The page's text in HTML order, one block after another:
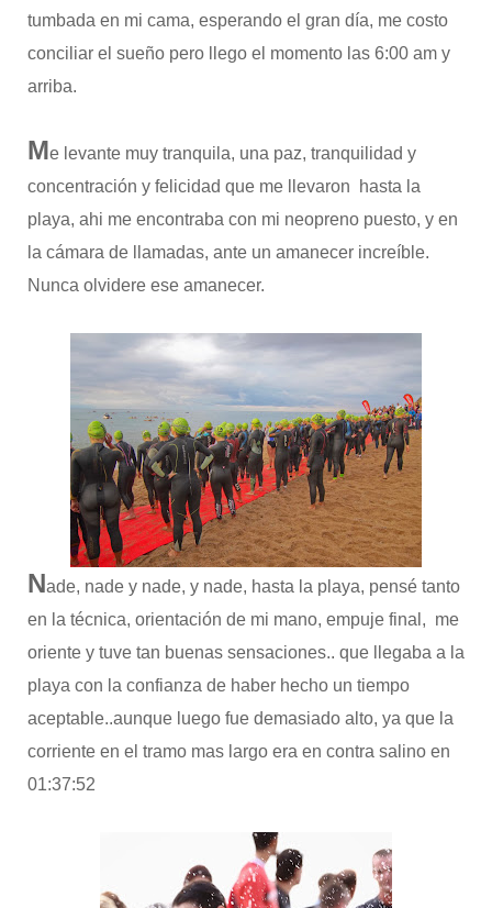
tumbada en mi cama, esperando el gran día, me costo
conciliar el sueño pero llego el momento las 6:00 am y
arriba.
Me levante muy tranquila, una paz, tranquilidad y
concentración y felicidad que me llevaron hasta la
playa, ahi me encontraba con mi neopreno puesto, y en
la cámara de llamadas, ante un amanecer increíble.
Nunca olvidere ese amanecer.
Nade, nade y nade, y nade, hasta la playa, pensé tanto
en la técnica, orientación de mi mano, empuje final, me
oriente y tuve tan buenas sensaciones.. que llegaba a la
playa con la confianza de haber hecho un tiempo
aceptable..aunque luego fue demasiado alto, ya que la
corriente en el tramo mas largo era en contra salino en
01:37:52